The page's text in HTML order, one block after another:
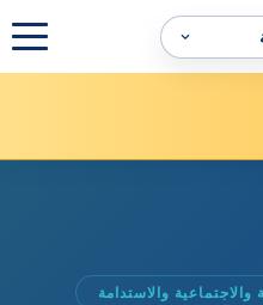
والاستدامة